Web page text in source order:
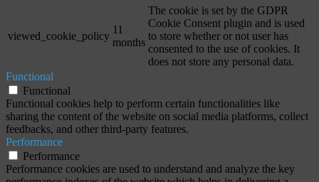
viewed_cookie_policy
11
months
The cookie is set by the GDPR
Cookie Consent plugin and is used
to store whether or not user has
consented to the use of cookies. It
does not store any personal data.
Functional
Functional
Functional cookies help to perform certain functionalities like
sharing the content of the website on social media platforms, collect
feedbacks, and other third-party features.
Performance
Performance
Performance cookies are used to understand and analyze the key